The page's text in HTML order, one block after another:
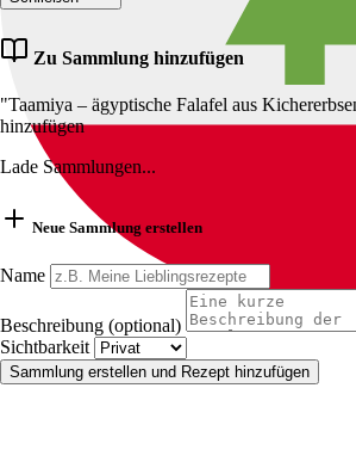
Zu Sammlung hinzufügen
"Taamiya – ägyptische Falafel aus
hinzufügen
Lade Sammlungen...
Neue Sammlung erstellen
Name
Beschreibung (optional)
Sichtbarkeit
Sammlung erstellen und Rezept hinzufügen